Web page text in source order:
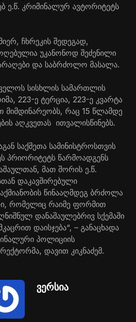
ე.წ. კრიმინალურ ავტორიტეტს
ჩხრეკის შედეგად,
უკანონოდ შეძენილი
და საბრძოლო მასალა.
სისხლის სამართლის
223-ე ტერცია, 223-ე კვარტა
მიმდინარეობს, რაც 15 წლამდე
აღკვეთას ითვალისწინებს.
საქმეთა სამინისტროსთვის
პრიორიტეტს წარმოადგენს
მათ შორის ე.წ.
დაკავშირებული
წინააღმდეგ ბრძოლა
რომელიც რაიმე ფორმით
დანაშაულებრივ სქემაში
დაისჯება“, – განაცხადა
პოლიციის
დავით კიკნაძემ.
ვერსია